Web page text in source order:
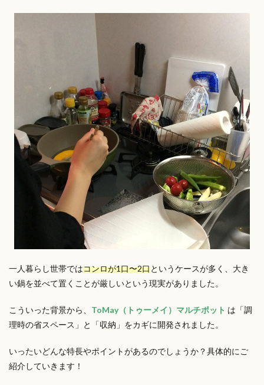
一人暮らし世帯ではコンロが1口〜2口というケースが多く、大き
い鍋を並べて置くことが厳しいという現実がありました。
こういった背景から、 ToMay（トゥーメイ）マルチポット は「調
理時の省スペース」と「収納」をカギに開発されました。
いったいどんな特長やポイントがあるのでしょうか？具体的にご
紹介していきます！